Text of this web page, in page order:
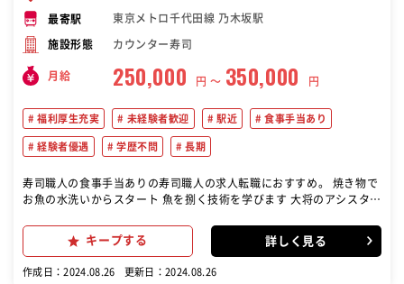
最寄駅 東京メトロ千代田線 乃木坂駅
施設形態 カウンター寿司
月給 250,000 円 〜 350,000 円
福利厚生充実 未経験者歓迎 駅近 食事手当あり
経験者優遇 学歴不問 長期
寿司職人の食事手当ありの寿司職人の求人転職におすすめ。 焼き物で
お魚の水洗いからスタート 魚を捌く技術を学びます 大将のアシスタン
スキルも習得}
キープする 詳しく見る
作成日：2024.08.26 更新日：2024.08.26